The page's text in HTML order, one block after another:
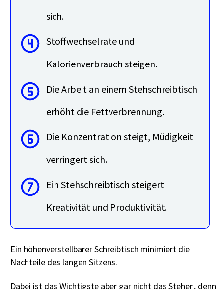
sich.
Stoffwechselrate und
Kalorienverbrauch steigen.
Die Arbeit an einem Stehschreibtisch
erhöht die Fettverbrennung.
Die Konzentration steigt, Müdigkeit
verringert sich.
Ein Stehschreibtisch steigert
Kreativität und Produktivität.
Ein höhenverstellbarer Schreibtisch minimiert die
Nachteile des langen Sitzens.
Dabei ist das Wichtigste aber gar nicht das Stehen, denn